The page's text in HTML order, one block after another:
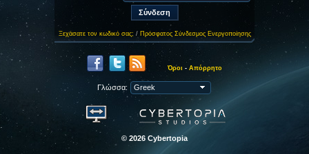
Ξεχάσατε τον κωδικό σας; / Πρόσφατος Σύνδεσμος Ενεργοποίησης
Όροι - Απόρρητο
Γλώσσα:
© 2026 Cybertopia